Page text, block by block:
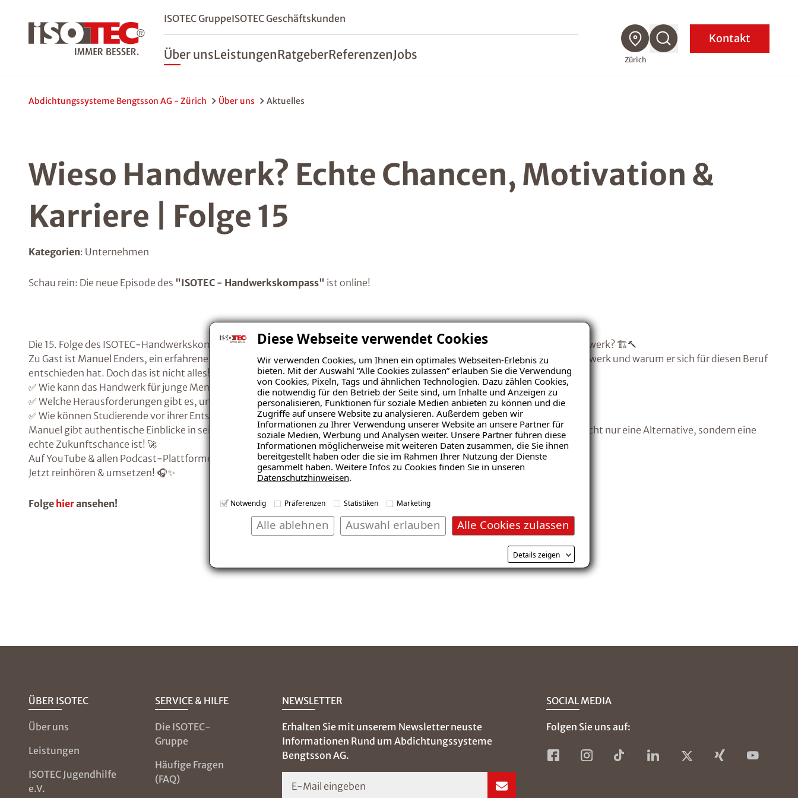
Diese Webseite verwendet Cookies
Wir verwenden Cookies, um Ihnen ein optimales Webseiten-Erlebnis zu
bieten. Mit der Auswahl “Alle Cookies zulassen” erlauben Sie die Verwendung
von Cookies, Pixeln, Tags und ähnlichen Technologien. Dazu zählen Cookies,
die notwendig für den Betrieb der Seite sind, um Inhalte und Anzeigen zu
personalisieren, Funktionen für soziale Medien anbieten zu können und die
Zugriffe auf unsere Website zu analysieren. Außerdem geben wir
Informationen zu Ihrer Verwendung unserer Website an unsere Partner für
soziale Medien, Werbung und Analysen weiter. Unsere Partner führen diese
Informationen möglicherweise mit weiteren Daten zusammen, die Sie ihnen
bereitgestellt haben oder die sie im Rahmen Ihrer Nutzung der Dienste
gesammelt haben. Weitere Infos zu Cookies finden Sie in unseren
Datenschutzhinweisen.
Notwendig Präferenzen Statistiken Marketing
Alle Cookies zulassen
Auswahl erlauben
Alle ablehnen
Details zeigen
ISOTEC GruppeISOTEC Geschäftskunden
Über unsLeistungenRatgeberReferenzenJobs Zürich
Kontakt
Abdichtungssysteme Bengtsson AG - Zürich Über uns Aktuelles
Wieso Handwerk? Echte Chancen, Motivation &
Karriere | Folge 15
Kategorien: Unternehmen
Schau rein: Die neue Episode des "ISOTEC - Handwerkskompass" ist online!
Die 15. Folge des ISOTEC-Handwerkskompass Podcast ist da – und sie dreht sich um eine der wichtigsten Fragen: Wieso Handwerk? 🏗️🔨
Zu Gast ist Manuel Enders, ein erfahrener Dachdecker, der für ISOTEC arbeitet. Mit ihm sprechen wir über seinen Weg ins Handwerk und warum er sich für diesen Beruf
entschieden hat. Doch das ist nicht alles! Wir diskutieren auch:
✅ Wie kann das Handwerk für junge Menschen attraktiver werden? 🏗️✨
✅ Welche Herausforderungen gibt es, und was sollte verbessert werden? 🔍
✅ Wie können Studierende vor ihrer Entscheidung einen besseren Einblick ins Handwerk bekommen? 🎓🔧
Manuel gibt authentische Einblicke in seinen Berufsalltag, spricht über seine Erfahrungen und verrät, warum das Handwerk nicht nur eine Alternative, sondern eine
echte Zukunftschance ist! 🚀
Auf YouTube & allen Podcast-Plattformen verfügbar! 🎧📲
Jetzt reinhören & umsetzen! 🎧✨
Folge hieransehen!
ÜBER ISOTEC
Über uns
Leistungen
ISOTEC Jugendhilfe
e.V.
SERVICE & HILFE
Die ISOTEC-
Gruppe
Häufige Fragen
(FAQ)
NEWSLETTER
Erhalten Sie mit unserem Newsletter neuste
Informationen Rund um Abdichtungssysteme
Bengtsson AG.
E-Mail eingeben
SOCIAL MEDIA
Folgen Sie uns auf: